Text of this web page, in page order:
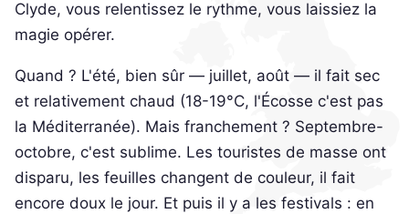
Clyde, vous relentissez le rythme, vous laissiez la
magie opérer.
Quand ? L'été, bien sûr — juillet, août — il fait sec
et relativement chaud (18-19°C, l'Écosse c'est pas
la Méditerranée). Mais franchement ? Septembre-
octobre, c'est sublime. Les touristes de masse ont
disparu, les feuilles changent de couleur, il fait
encore doux le jour. Et puis il y a les festivals : en